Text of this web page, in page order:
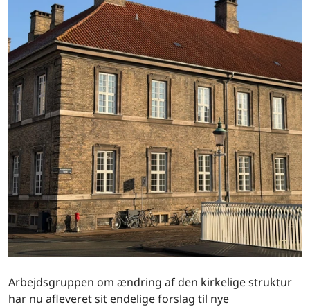
Arbejdsgruppen om ændring af den kirkelige struktur
har nu afleveret sit en­delige forslag til nye